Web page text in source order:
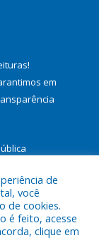
!
em
Municipal de
de
você
de cookies.
é feito, acesse
clique em